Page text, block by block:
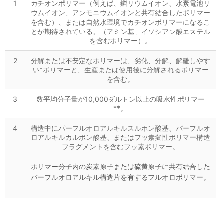
1
カチオンポリマー（例えば、鏻リウムイオン、水素電池リ
ウムイオン、アンモニウムイオンと共有結合したポリマー
を含む）、または自然水環境でカチオンポリマーになるこ
とが期待されている。（アミン基、イソシアン酸エステル
を含むポリマー）。
2
分解または不安定なポリマーは、劣化、分解、解離しやす
い*ポリマーと、生産または使用後に分解されるポリマー
を含む。
3
数平均分子量が10,000ダルトン以上の吸水性ポリマー
**。
4
構造中にパーフルオロアルキルスルホン酸基、パーフルオ
ロアルキルカルボン酸基、またはフッ素変性ポリマー構造
フラグメントを含むフッ素ポリマー。
ポリマー分子内の炭素原子または硫黄原子に共有結合した
パーフルオロアルキル構造片を有するフルオロポリマー。